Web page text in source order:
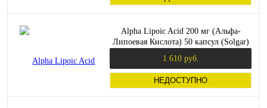
Alpha Lipoic Acid 200 мг (Альфа-
Липоевая Кислота) 50 капсул (Solgar)
1 610 руб.
НЕДОСТУПНО